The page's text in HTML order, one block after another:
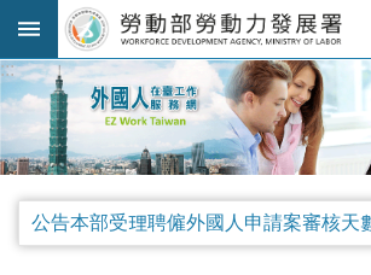
跳到主要內容區塊
進
階
搜
尋
:::